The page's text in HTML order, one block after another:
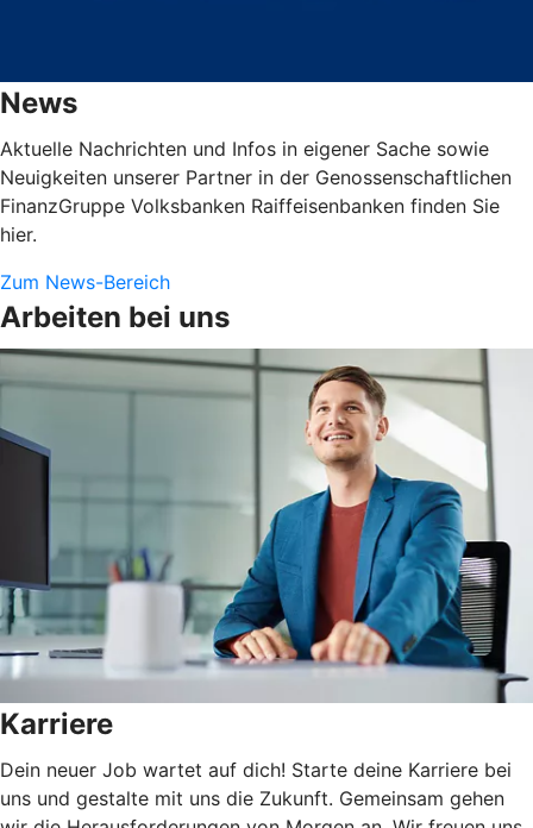
News
Aktuelle Nachrichten und Infos in eigener Sache sowie
Neuigkeiten unserer Partner in der Genossenschaftlichen
FinanzGruppe Volksbanken Raiffeisenbanken finden Sie
hier.
Zum News-Bereich
Arbeiten bei uns
Karriere
Dein neuer Job wartet auf dich! Starte deine Karriere bei
uns und gestalte mit uns die Zukunft. Gemeinsam gehen